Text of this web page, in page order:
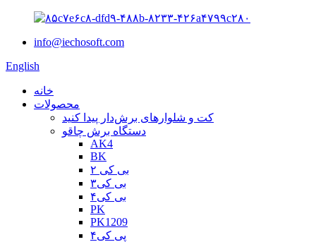
info@iechosoft.com
English
خانه
محصولات
کت و شلوارهای برش‌دار پیدا کنید
دستگاه برش چاقو
AK4
BK
بی کی ۲
بی کی۳
بی کی۴
PK
PK1209
پی کی۴